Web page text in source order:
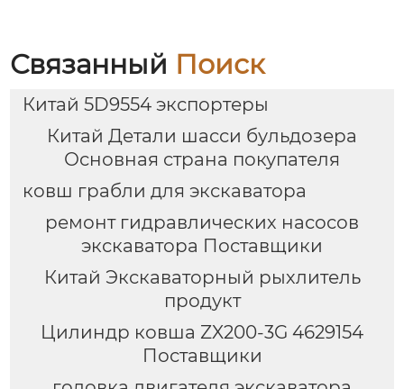
Связанный Поиск
Китай 5D9554 экспортеры
Китай Детали шасси бульдозера
Основная страна покупателя
ковш грабли для экскаватора
ремонт гидравлических насосов
экскаватора Поставщики
Китай Экскаваторный рыхлитель
продукт
Цилиндр ковша ZX200-3G 4629154
Поставщики